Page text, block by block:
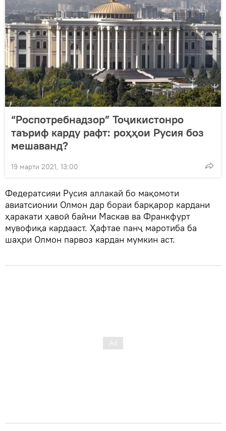
“Роспотребнадзор” Тоҷикистонро
таъриф карду рафт: роҳҳои Русия боз
мешаванд?
19 марти 2021, 13:00
Федератсияи Русия аллакай бо мақомоти
авиатсионии Олмон дар бораи барқарор кардани
ҳаракати ҳавоӣ байни Маскав ва Франкфурт
мувофиқа кардааст. Ҳафтае панҷ маротиба ба
шаҳри Олмон парвоз кардан мумкин аст.